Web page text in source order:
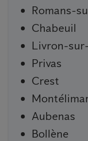
Romans-
Chabeuil
Livron-
Privas
Crest
Aubenas
Bollène